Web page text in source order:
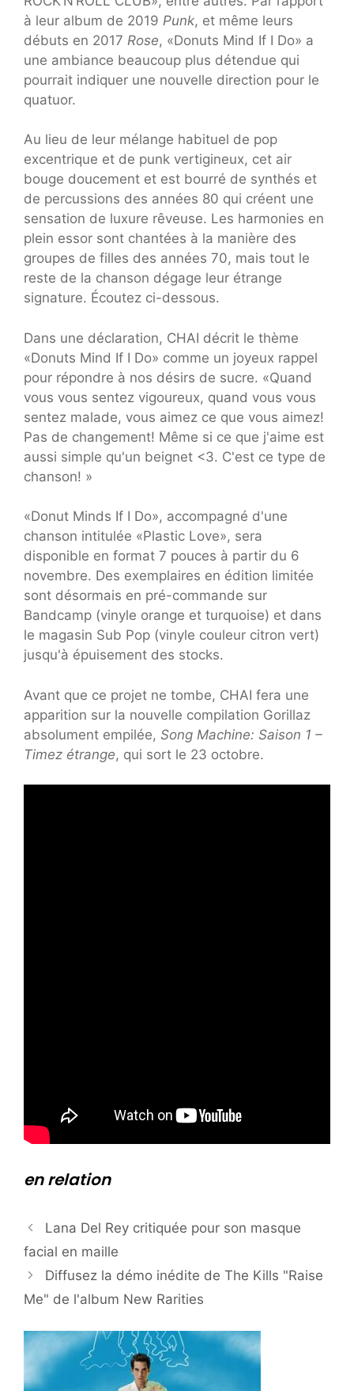
à leur album de 2019 Punk, et même leurs
débuts en 2017 Rose, «Donuts Mind If I Do» a
une ambiance beaucoup plus détendue qui
pourrait indiquer une nouvelle direction pour le
quatuor.
Au lieu de leur mélange habituel de pop
excentrique et de punk vertigineux, cet air
bouge doucement et est bourré de synthés et
de percussions des années 80 qui créent une
sensation de luxure rêveuse. Les harmonies en
plein essor sont chantées à la manière des
groupes de filles des années 70, mais tout le
reste de la chanson dégage leur étrange
signature. Écoutez ci-dessous.
Dans une déclaration, CHAI décrit le thème
«Donuts Mind If I Do» comme un joyeux rappel
pour répondre à nos désirs de sucre. «Quand
vous vous sentez vigoureux, quand vous vous
sentez malade, vous aimez ce que vous aimez!
Pas de changement! Même si ce que j'aime est
aussi simple qu'un beignet <3. C'est ce type de
chanson! »
«Donut Minds If I Do», accompagné d'une
chanson intitulée «Plastic Love», sera
disponible en format 7 pouces à partir du 6
novembre. Des exemplaires en édition limitée
sont désormais en pré-commande sur
Bandcamp (vinyle orange et turquoise) et dans
le magasin Sub Pop (vinyle couleur citron vert)
jusqu'à épuisement des stocks.
Avant que ce projet ne tombe, CHAI fera une
apparition sur la nouvelle compilation Gorillaz
absolument empilée, Song Machine: Saison 1 –
Timez étrange, qui sort le 23 octobre.
en relation
Lana Del Rey critiquée pour son masque
facial en maille
Diffusez la démo inédite de The Kills "Raise
Me" de l'album New Rarities